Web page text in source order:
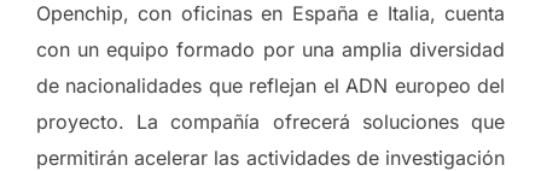
Openchip, con oficinas en España e Italia, cuenta
con un equipo formado por una amplia diversidad
de nacionalidades que reflejan el ADN europeo del
proyecto. La compañía ofrecerá soluciones que
permitirán acelerar las actividades de investigación